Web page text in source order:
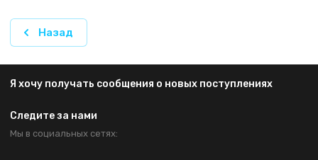
Назад
Следите за нами
Мы в социальных сетях:
Я хочу получать сообщения о новых поступлениях